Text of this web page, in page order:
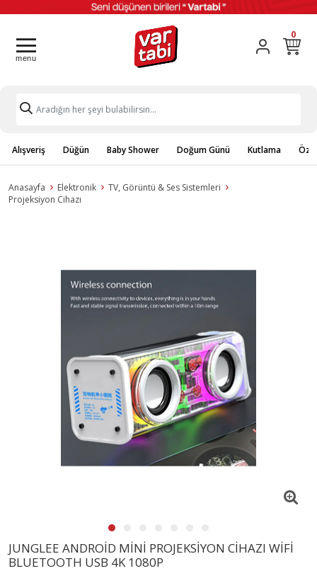
0
Alışveriş Düğün Baby Shower Doğum Günü Kutlama
Anasayfa Elektronik
TV, Görüntü & Ses Sistemleri
Projeksiyon Cihazı
JUNGLEE ANDROİD MİNİ PROJEKSİYON CİHAZI WİFİ
BLUETOOTH USB 4K 1080P